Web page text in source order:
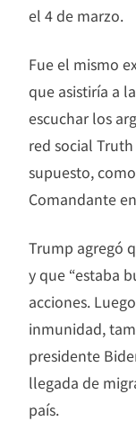
el 4 de marzo.
Fue el mismo
que asistiría a
escuchar los
red social
supuesto,
Comandante
Trump agregó
y que “estaba
acciones.
inmunidad,
presidente
llegada de
país.